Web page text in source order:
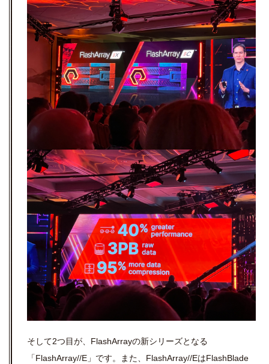
そして2つ目が、FlashArrayの新シリーズとなる
「FlashArray//E」です。また、FlashArray//EはFlashBlade